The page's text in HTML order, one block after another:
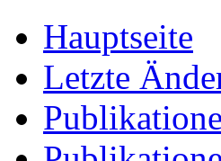
Hauptseite
Letzte